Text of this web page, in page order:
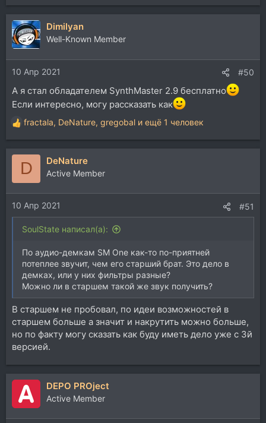
Dimilyan
Well-Known Member
10 Апр 2021 #50
А я стал обладателем SynthMaster 2.9 бесплатно
Если интересно, могу рассказать как
Р
е
а
и
и
:
fractala, DeNature, gregobal и ещё 1 человек
D DeNature
Active Member
10 Апр 2021 #51
SoulState написал(а):
По аудио-демкам SM One как-то по-приятней
потеплее звучит, чем его старший брат. Это дело в
демках, или у них фильтры разные?
Можно ли в старшем такой же звук получить?
В старшем не пробовал, по идеи возможностей в
старшем больше а значит и накрутить можно больше,
но по факту могу сказать как буду иметь дело уже с 3й
версией.
DEPO PROject
Active Member